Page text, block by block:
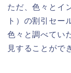
ただ、色々とイ
ト）の割引セー
色々と調べてい
見することがで